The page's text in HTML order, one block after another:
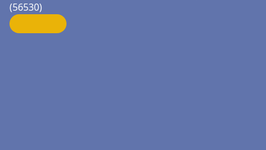
(56530)